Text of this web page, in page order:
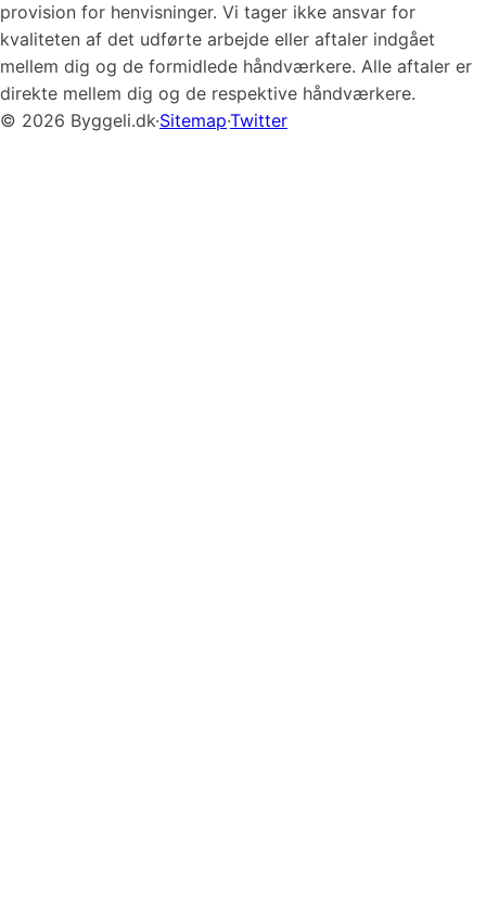
provision for henvisninger. Vi tager ikke ansvar for
kvaliteten af det udførte arbejde eller aftaler indgået
mellem dig og de formidlede håndværkere. Alle aftaler er
direkte mellem dig og de respektive håndværkere.
© 2026 Byggeli.dk·Sitemap·Twitter